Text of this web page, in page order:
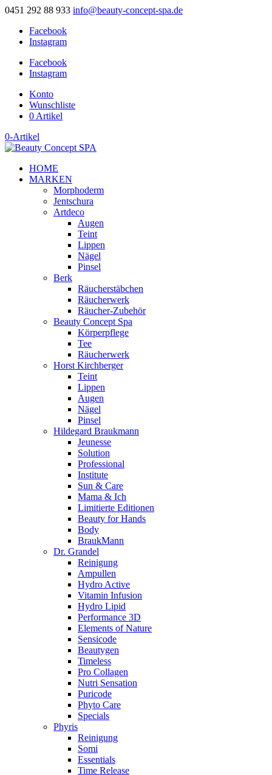
0451 292 88 933 info@beauty-concept-spa.de
Facebook
Instagram
Facebook
Instagram
Konto
Wunschliste
0 Artikel
0-Artikel
HOME
MARKEN
Morphoderm
Jentschura
Artdeco
Augen
Teint
Lippen
Nägel
Pinsel
Berk
Räucherstäbchen
Räucherwerk
Räucher-Zubehör
Beauty Concept Spa
Körperpflege
Tee
Räucherwerk
Horst Kirchberger
Teint
Lippen
Augen
Nägel
Pinsel
Hildegard Braukmann
Jeunesse
Solution
Professional
Institute
Sun & Care
Mama & Ich
Limitierte Editionen
Beauty for Hands
Body
BraukMann
Dr. Grandel
Reinigung
Ampullen
Hydro Active
Vitamin Infusion
Hydro Lipid
Performance 3D
Elements of Nature
Sensicode
Beautygen
Timeless
Pro Collagen
Nutri Sensation
Puricode
Phyto Care
Specials
Phyris
Reinigung
Somi
Essentials
Time Release